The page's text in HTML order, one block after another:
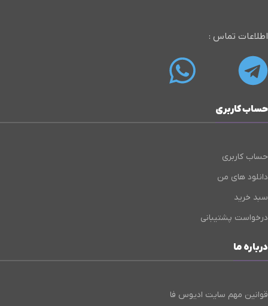
اطلاعات تماس :
حساب کاربری
حساب کاربری
دانلود های من
سبد خرید
درخواست پشتیبانی
درباره ما
قوانین مهم سایت ادیوس فا